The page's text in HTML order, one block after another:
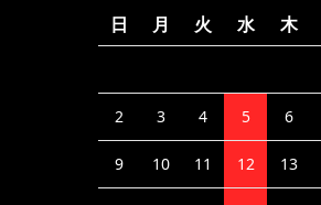
日
月 火 水 木
2 3 4 5 6
9 10 11 12 13